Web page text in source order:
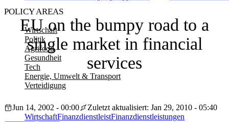
POLICY AREAS
Wirtschaft
Politik
Agrifood
Gesundheit
Tech
Energie, Umwelt & Transport
Verteidigung
EU on the bumpy road to a
single market in financial
services
Jun 14, 2002 - 00:00
Zuletzt aktualisiert: Jan 29, 2010 - 05:40
WirtschaftFinanzdienstleistFinanzdienstleistungen